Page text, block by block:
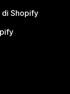
di Shopify